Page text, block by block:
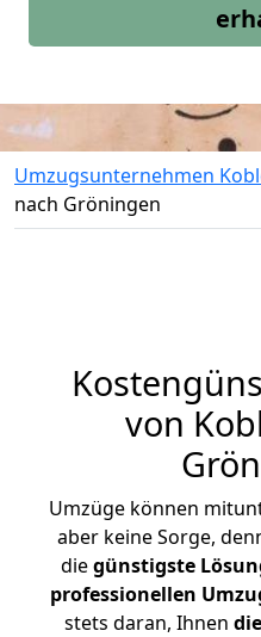
Umzugsunternehmen
nach Gröningen
von
Umzüge können
aber keine Sorge,
diegünstigste
professionellen
stets daran, Ihnen